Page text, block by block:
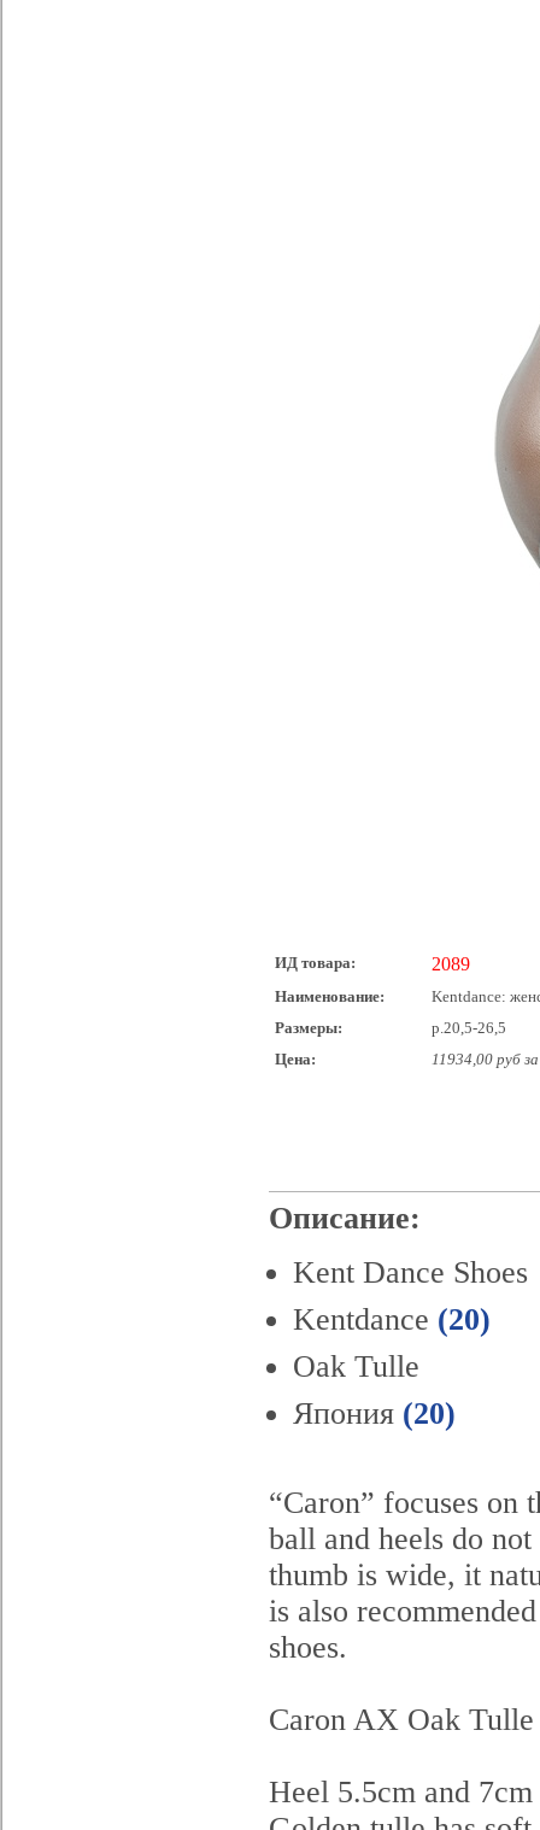
ИД товара: 2089
Наименование:
Kentdance:
Размеры:
р.20,5-26,5
Цена:
11934,00 руб
Описание:
Kent Dance Shoes
Kentdance (20)
Oak Tulle
Япония (20)
“Caron” focuses on
ball and heels do
thumb is wide, it
is also
shoes.
Caron AX Oak Tulle
Heel 5.5cm and 7cm